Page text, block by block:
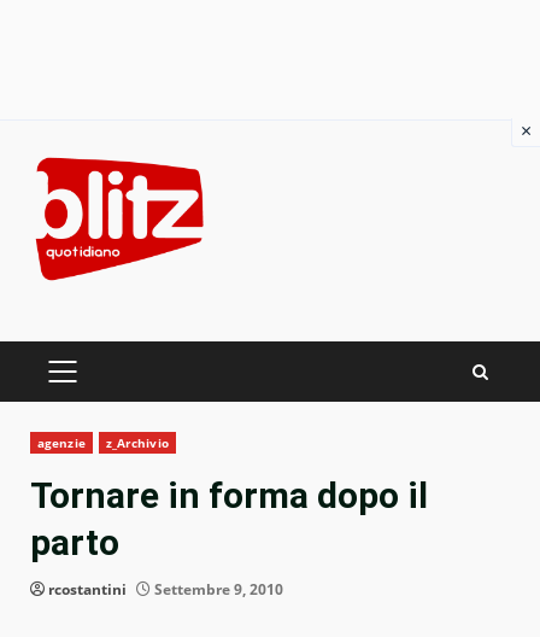
content
PRIMARY
agenzie z_Archivio
Tornare in forma dopo il
parto
rcostantini Settembre 9, 2010
×